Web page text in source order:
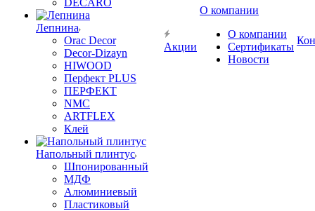
DECARO
Лепнина
Orac Decor
Decor-Dizayn
HIWOOD
Перфект PLUS
ПЕРФЕКТ
NMC
ARTFLEX
Клей
Напольный плинтус
Шпонированный
МДФ
Алюминиевый
Пластиковый
Акции
О компании
О компании
Сертификаты
Новости